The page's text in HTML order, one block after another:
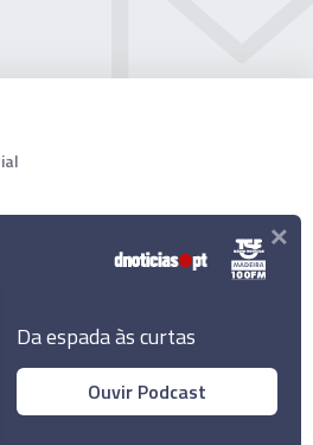
os direitos reservados.
Da espada às curtas
Ouvir Podcast
×